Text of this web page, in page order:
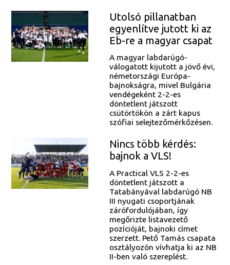
Utolsó pillanatban
egyenlítve jutott ki az
Eb-re a magyar csapat
A magyar labdarúgó-
válogatott kijutott a jövő évi,
németországi Európa-
bajnokságra, mivel Bulgária
vendégeként 2-2-es
döntetlent játszott
csütörtökön a zárt kapus
szófiai selejtezőmérkőzésen.
Nincs több kérdés:
bajnok a VLS!
A Practical VLS 2-2-es
döntetlent játszott a
Tatabányával labdarúgó NB
III nyugati csoportjának
zárófordulójában, így
megőrizte listavezető
pozícióját, bajnoki címet
szerzett. Pető Tamás csapata
osztályozón vívhatja ki az NB
II-ben való szereplést.